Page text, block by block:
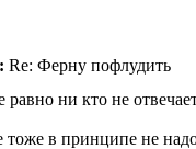
Re: Ферну пофлудить
равно ни кто не
в принципе не